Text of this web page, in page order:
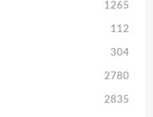
1265
112
304
2780
2835